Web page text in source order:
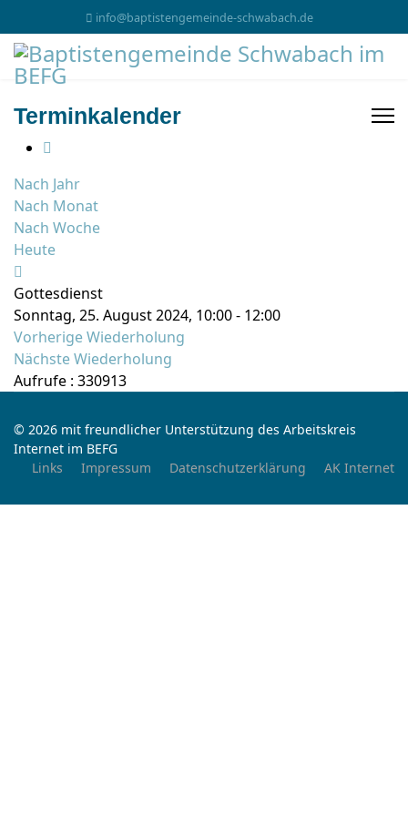
info@baptistengemeinde-schwabach.de
Terminkalender
Nach Jahr
Nach Monat
Nach Woche
Heute
Gottesdienst
Sonntag, 25. August 2024, 10:00 - 12:00
Vorherige Wiederholung
Nächste Wiederholung
Aufrufe : 330913
© 2026 mit freundlicher Unterstützung des Arbeitskreis
Internet im BEFG
Links
Impressum Datenschutzerklärung AK Internet